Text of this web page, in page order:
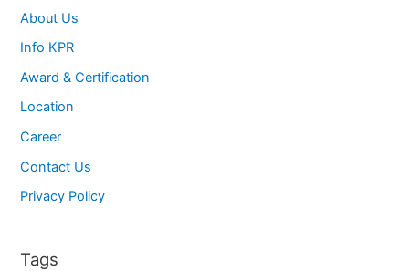
About Us
Info KPR
Award & Certification
Location
Career
Contact Us
Privacy Policy
Tags